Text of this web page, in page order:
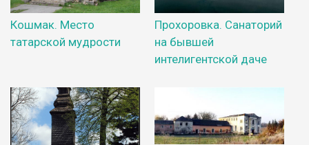
Кошмак. Место
татарской мудрости
Прохоровка. Санаторий
на бывшей
интелигентской даче